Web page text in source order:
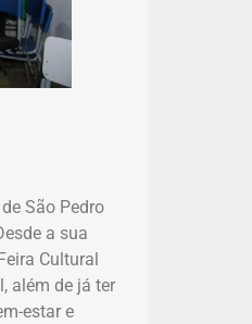
São Pedro
a sua
Cultural
além de já ter
estar e